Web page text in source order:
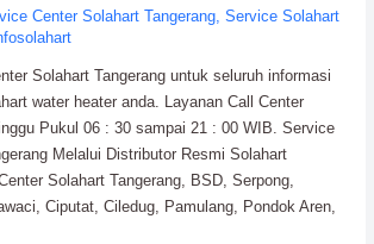
Center Solahart Tangerang, Service Solahart
Solahart Tangerang untuk seluruh informasi
water heater anda. Layanan Call Center
Pukul 06 : 30 sampai 21 : 00 WIB. Service
Melalui Distributor Resmi Solahart
Solahart Tangerang, BSD, Serpong,
Ciputat, Ciledug, Pamulang, Pondok Aren,